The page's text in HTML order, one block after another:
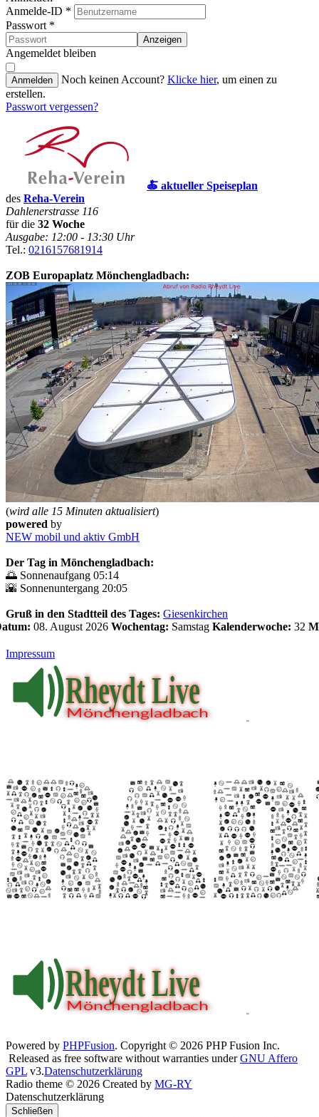
Anmelde-ID *
Passwort *
Anzeigen
Angemeldet bleiben
Anmelden Noch keinen Account? Klicke hier, um einen zu
erstellen.
Passwort vergessen?
🍝 aktueller Speiseplan
des Reha-Verein
Dahlenerstrasse 116
für die 32 Woche
Ausgabe: 12:00 - 13:30 Uhr
Tel.: 0216157681914
ZOB Europaplatz Mönchengladbach:
(wird alle 15 Minuten aktualisiert)
powered by
NEW mobil und aktiv GmbH
Der Tag in Mönchengladbach:
🌅 Sonnenaufgang 05:14
🌇 Sonnenuntergang 20:05
Gruß in den Stadtteil des Tages: Giesenkirchen
08. August 2026 Wochentag: Samstag Kalenderwoche: 32
Impressum
Powered by PHPFusion. Copyright © 2026 PHP Fusion Inc.
Released as free software without warranties underGNU Affero
GPL v3.Datenschutzerklärung
Radio theme © 2026 Created by MG-RY
Datenschutzerklärung
Schließen